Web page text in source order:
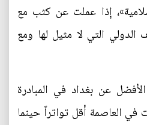
إذا عملت عن كثب مع
الدولي التي لا مثيل لها ومع
عن بغداد في المبادرة
في العاصمة أقل تواتراً حينما